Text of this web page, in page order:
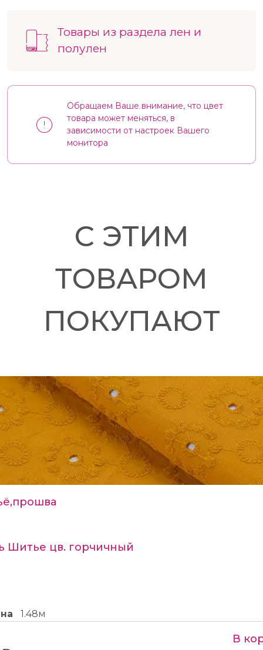
Товары из раздела лен и
полулен
Обращаем Ваше внимание, что цвет
товара может меняться, в
зависимости от настроек Вашего
монитора
С ЭТИМ
ТОВАРОМ
ПОКУПАЮТ
Шитье цв. горчичный
1.48м
В